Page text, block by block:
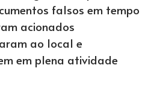
falsos em tempo
acionados
ao local e
em plena atividade